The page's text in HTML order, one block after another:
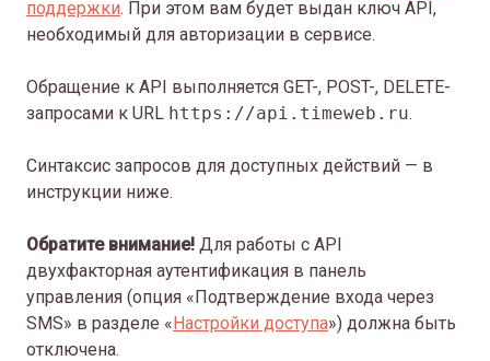
поддержки. При этом вам будет выдан ключ API,
необходимый для авторизации в сервисе.
Обращение к API выполняется GET-, POST-, DELETE-
запросами к URL https://api.timeweb.ru.
Синтаксис запросов для доступных действий — в
инструкции ниже.
Обратите внимание! Для работы с API
двухфакторная аутентификация в панель
управления (опция «Подтверждение входа через
SMS» в разделе «Настройки доступа») должна быть
отключена.